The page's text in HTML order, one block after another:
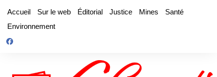
contenu
Accueil Sur le web Éditorial Justice Mines
Santé
Environnement